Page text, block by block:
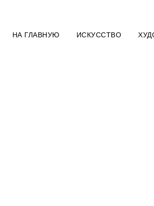
НА ГЛАВНУЮ ИСКУССТВО